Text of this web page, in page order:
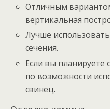
Отличным
вертикальная
Лучше использовать
сечения.
Если вы
по возможности
свинец.